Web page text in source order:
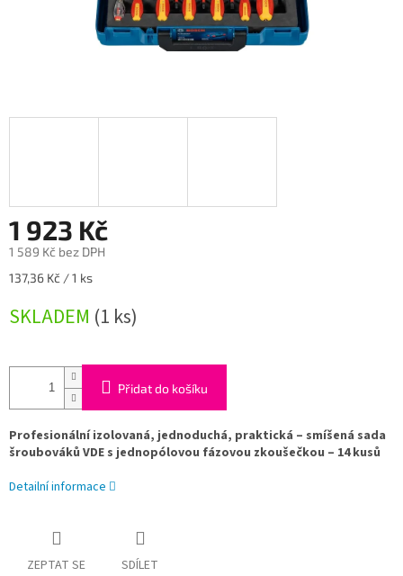
1 923 Kč
1 589 Kč bez DPH
Měrná
137,36 Kč / 1 ks
SKLADEM (1 ks)
Přidat do košíku
Profesionální izolovaná, jednoduchá, praktická – smíšená sada
šroubováků VDE s jednopólovou fázovou zkoušečkou – 14 kusů
Detailní informace
ZEPTAT SE SDÍLET